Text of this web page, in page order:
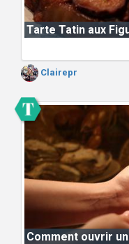
Tarte Tatin aux
Clairepr
Comment ouvrir